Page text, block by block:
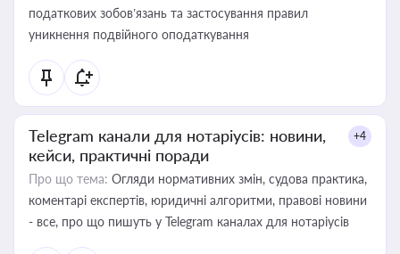
податкових зобов’язань та застосування правил
уникнення подвійного оподаткування
Telegram канали для нотаріусів: новини,
кейси, практичні поради
+4
Про що тема: Огляди нормативних змін, судова практика,
коментарі експертів, юридичні алгоритми, правові новини
- все, про що пишуть у Telegram каналах для нотаріусів